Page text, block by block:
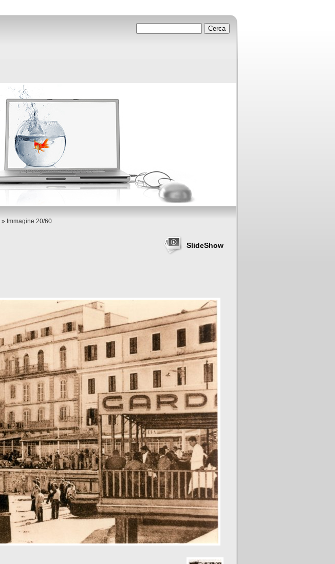
» Immagine 20/60
SlideShow